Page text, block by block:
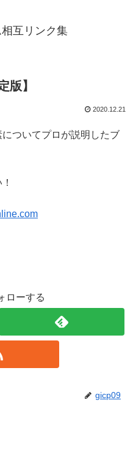
互リンク集
版】
2020.12.21
についてプロが説明したブ
ローする
gicp09